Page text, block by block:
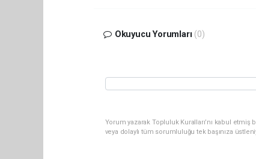
Okuyucu Yorumları (0)
Yorum yazarak Topluluk Kuralları’nı kabul
veya dolaylı tüm sorumluluğu tek başınıza